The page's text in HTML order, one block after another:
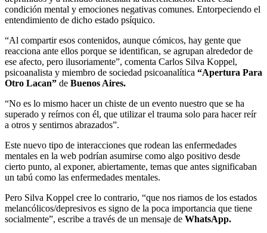
condición mental y emociones negativas comunes. Entorpeciendo el
entendimiento de dicho estado psíquico.
“Al compartir esos contenidos, aunque cómicos, hay gente que
reacciona ante ellos porque se identifican, se agrupan alrededor de
ese afecto, pero ilusoriamente”, comenta Carlos Silva Koppel,
psicoanalista y miembro de sociedad psicoanalítica “Apertura Para
Otro Lacan” de Buenos Aires.
“No es lo mismo hacer un chiste de un evento nuestro que se ha
superado y reírnos con él, que utilizar el trauma solo para hacer reír
a otros y sentirnos abrazados”.
Este nuevo tipo de interacciones que rodean las enfermedades
mentales en la web podrían asumirse como algo positivo desde
cierto punto, al exponer, abiertamente, temas que antes significaban
un tabú como las enfermedades mentales.
Pero Silva Koppel cree lo contrario, “que nos riamos de los estados
melancólicos/depresivos es signo de la poca importancia que tiene
socialmente”, escribe a través de un mensaje de WhatsApp.